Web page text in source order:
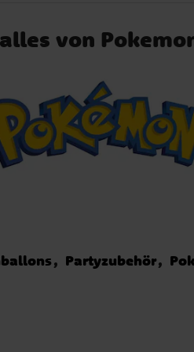
von
Partyzubehör